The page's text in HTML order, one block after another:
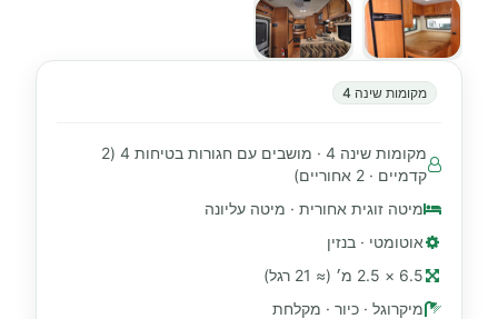
מקומות שינה 4
מקומות שינה 4 · מושבים עם חגורות בטיחות 4 (2
קדמיים · 2 אחוריים)
מיטה זוגית אחורית · מיטה עליונה
אוטומטי · בנזין
6.5 × 2.5 מ׳ (≈ 21 רגל)
מיקרוגל · כיור · מקלחת